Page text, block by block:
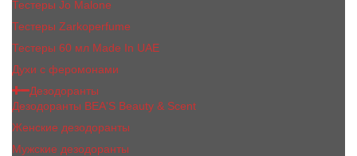
Тестеры Jо Malоnе
Тестеры Zarkoperfume
Тестеры 60 мл Made In UAE
Духи с феромонами
Дезодоранты
Дезодоранты BEA'S Beauty & Scent
Женские дезодоранты
Мужские дезодоранты